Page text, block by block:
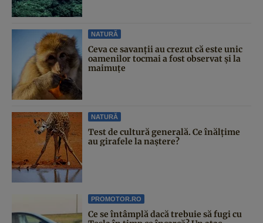
NATURĂ
Ceva ce savanții au crezut că este unic
oamenilor tocmai a fost observat și la
maimuțe
NATURĂ
Test de cultură generală. Ce înălțime
au girafele la naștere?
PROMOTOR.RO
Ce se întâmplă dacă trebuie să fugi cu